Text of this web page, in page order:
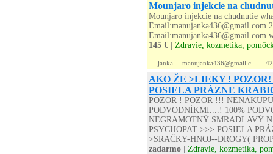
Mounjaro injekcie na
Mounjaro injekcie na chudnutie
Email:manujanka436@gmail.com
Email:manujanka436@gmail.com
145 €
Zdravie, kozmetika,
janka manujanka436@gmail.c...
AKO ŽE >LIEKY !
POSIELA PRÁZNE
POZOR ! POZOR !!!
PODVODNÍKMI....! 100%
NEGRAMOTNÝ SMRADLAVÝ
PSYCHOPAT >>> POSIELA
>SRAČKY-HNOJ--DROGY(
zadarmo
Zdravie, kozmetika,